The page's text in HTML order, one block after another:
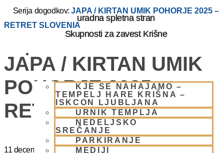
uradna spletna stran
Skupnosti za zavest Krišne
KJE SE NAHAJAMO –
TEMPELJ HARE KRIŠNA –
ISKCON LJUBLJANA
URNIK TEMPLJA
NEDELJSKO
SREČANJE
PARKIRANJE
MEDIJI
Serija dogodkov:JAPA / KIRTAN UMIK POHORJE 2025 –
RETRET SLOVENIA
JAPA / KIRTAN UMIK
POHORJE 2025 –
RETRET SLOVENIA
11 decembra